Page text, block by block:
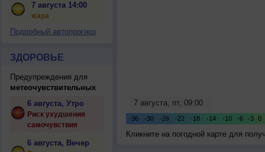
7 августа 14:00
жара
Подробный автопрогноз
ЗДОРОВЬЕ
Предупреждения для
метеочувствительных
6 августа, Утро
Риск ухудшения
самочувствия
6 августа, Вечер
Кликните на погодной карте для